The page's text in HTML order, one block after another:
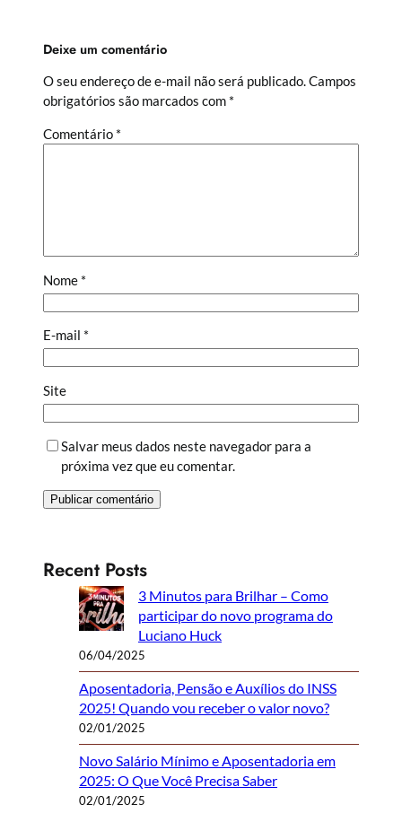
Deixe um comentário
O seu endereço de e-mail não será publicado.Campos
obrigatórios são marcados com *
Comentário *
Nome *
E-mail *
Site
Salvar meus dados neste navegador para a
próxima vez que eu comentar.
Recent Posts
3 Minutos para Brilhar – Como
participar do novo programa do
Luciano Huck
06/04/2025
Aposentadoria, Pensão e Auxílios do INSS
2025! Quando vou receber o valor novo?
02/01/2025
Novo Salário Mínimo e Aposentadoria em
2025: O Que Você Precisa Saber
02/01/2025